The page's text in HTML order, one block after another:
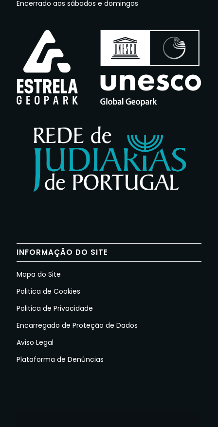
Encerrado aos sábados e domingos
INFORMAÇÃO DO SITE
Mapa do Site
Politica de Cookies
Politica de Privacidade
Encarregado de Proteção de Dados
Aviso Legal
Plataforma de Denúncias